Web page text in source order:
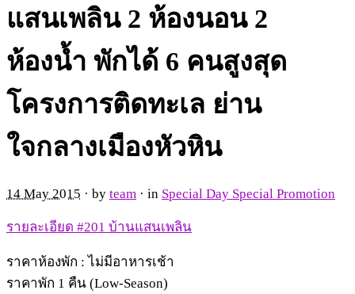
แสนเพลิน 2 ห้องนอน 2
ห้องน้ำ พักได้ 6 คนสูงสุด
โครงการติดทะเล ย่าน
ใจกลางเมืองหัวหิน
14 May 2015 · by team · in Special Day Special Promotion
รายละเอียด #201 บ้านแสนเพลิน
ราคาห้องพัก : ไม่มีอาหารเช้า
ราคาพัก 1 คืน (Low-Season)